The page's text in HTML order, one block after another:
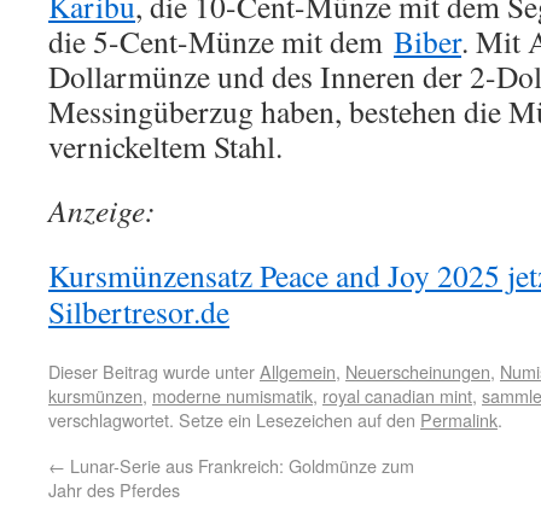
die 5-Cent-Münze mit dem Biber. Mit
Dollarmünze und des Inneren der 2-
Messingüberzug haben, bestehen die
vernickeltem Stahl.
Anzeige:
Kursmünzensatz Peace and Joy 2025
Silbertresor.de
Dieser Beitrag wurde unterAllgemein, Neuerscheinungen,
kursmünzen, moderne numismatik, royal canadian mint,
verschlagwortet. Setze ein Lesezeichen auf den Permalink.
← Lunar-Serie aus Frankreich: Goldmünze zum
Jahr des Pferdes